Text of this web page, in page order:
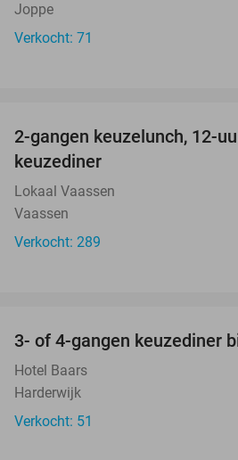
Joppe
Verkocht: 71
2-gangen keuzelunch, 12-
keuzediner
Lokaal Vaassen
Vaassen
Verkocht: 289
3- of 4-gangen keuzediner
Hotel Baars
Harderwijk
Verkocht: 51